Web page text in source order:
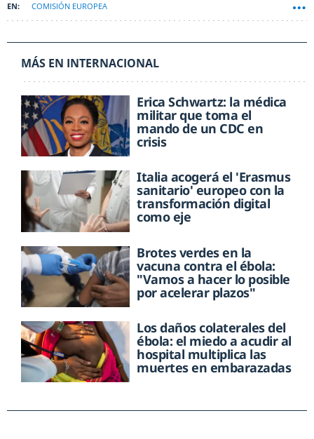
COMISIÓN EUROPEA
MÁS EN INTERNACIONAL
Erica Schwartz: la médica
militar que toma el
mando de un CDC en
crisis
Italia acogerá el 'Erasmus
sanitario' europeo con la
transformación digital
como eje
Brotes verdes en la
vacuna contra el ébola:
"Vamos a hacer lo posible
por acelerar plazos"
Los daños colaterales del
ébola: el miedo a acudir al
hospital multiplica las
muertes en embarazadas